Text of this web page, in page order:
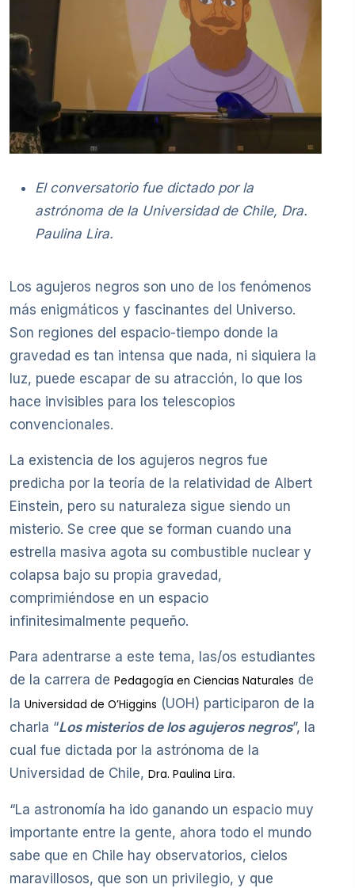
El conversatorio fue dictado por la
astrónoma de la Universidad de Chile, Dra.
Paulina Lira.
Los agujeros negros son uno de los fenómenos
más enigmáticos y fascinantes del Universo.
Son regiones del espacio-tiempo donde la
gravedad es tan intensa que nada, ni siquiera la
luz, puede escapar de su atracción, lo que los
hace invisibles para los telescopios
convencionales.
La existencia de los agujeros negros fue
predicha por la teoría de la relatividad de Albert
Einstein, pero su naturaleza sigue siendo un
misterio. Se cree que se forman cuando una
estrella masiva agota su combustible nuclear y
colapsa bajo su propia gravedad,
comprimiéndose en un espacio
infinitesimalmente pequeño.
Para adentrarse a este tema, las/os estudiantes
de la carrera de Pedagogía en Ciencias Naturales de
la Universidad de O’Higgins (UOH) participaron de la
charla “Los misterios de los agujeros negros”, la
cual fue dictada por la astrónoma de la
Universidad de Chile, Dra. Paulina Lira.
“La astronomía ha ido ganando un espacio muy
importante entre la gente, ahora todo el mundo
sabe que en Chile hay observatorios, cielos
maravillosos, que son un privilegio, y que